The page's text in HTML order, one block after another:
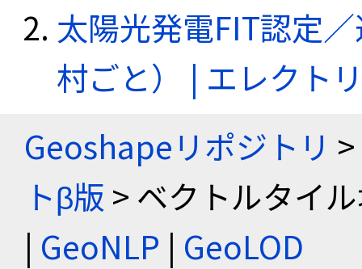
太陽光発電FIT認定
村ごと） | エレクト
Geoshapeリポジトリ >
トβ版 > ベクトルタイ
| GeoNLP | GeoLOD